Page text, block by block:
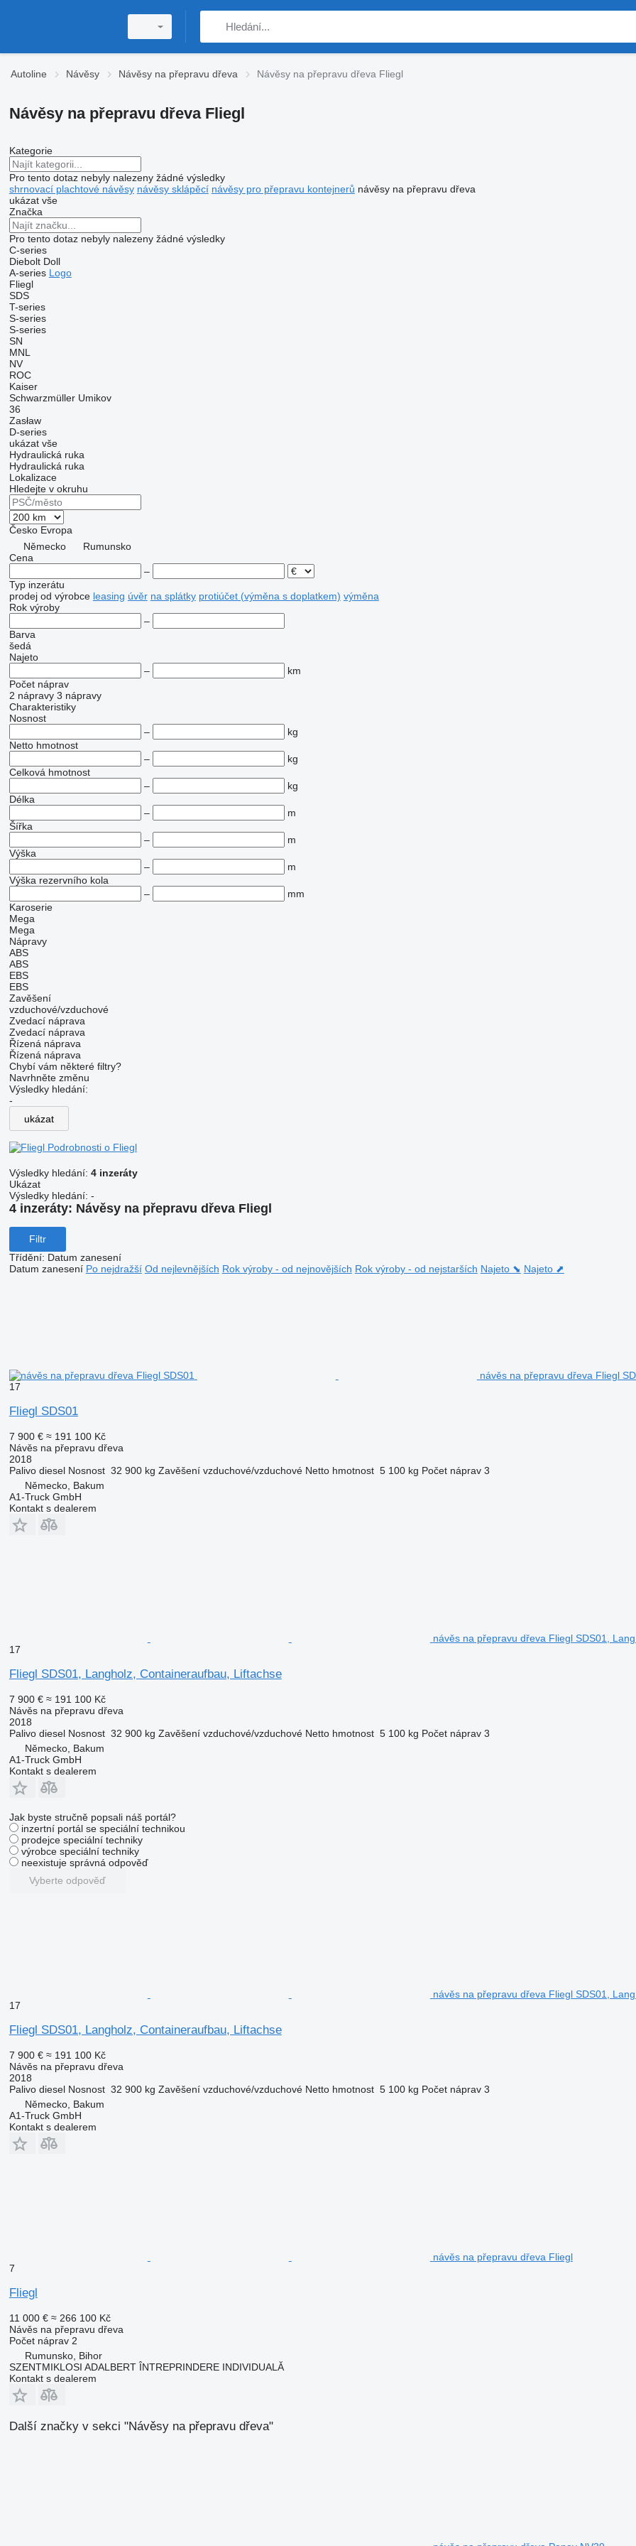
Autoline Návěsy Návěsy na přepravu dřeva Návěsy na přepravu dřeva Fliegl
Návěsy na přepravu dřeva Fliegl
Kategorie
Pro tento dotaz nebyly nalezeny žádné výsledky
shrnovací plachtové návěsy návěsy sklápěcí návěsy pro přepravu kontejnerů návěsy na přepravu dřeva
ukázat vše
Značka
Pro tento dotaz nebyly nalezeny žádné výsledky
C-series
Diebolt Doll
A-series Logo
Fliegl
SDS
T-series
S-series
S-series
SN
MNL
NV
ROC
Kaiser
Schwarzmüller Umikov
36
Zasław
D-series
ukázat vše
Hydraulická ruka
Hydraulická ruka
Lokalizace
Hledejte v okruhu
Česko Evropa
Německo
Rumunsko
Cena
–
Typ inzerátu
prodej od výrobce leasing úvěr na splátky protiúčet (výměna s doplatkem) výměna
Rok výroby
–
Barva
šedá
Najeto
–
km
Počet náprav
2 nápravy 3 nápravy
Charakteristiky
Nosnost
–
kg
Netto hmotnost
–
kg
Celková hmotnost
–
kg
Délka
–
m
Šířka
–
m
Výška
–
m
Výška rezervního kola
–
mm
Karoserie
Mega
Mega
Nápravy
ABS
ABS
EBS
EBS
Zavěšení
vzduchové/vzduchové
Zvedací náprava
Zvedací náprava
Řízená náprava
Řízená náprava
Chybí vám některé filtry?
Navrhněte změnu
Výsledky hledání:
-
ukázat
Podrobnosti o Fliegl
Výsledky hledání: 4 inzeráty
Ukázat
Výsledky hledání: -
4 inzeráty: Návěsy na přepravu dřeva Fliegl
Filtr
Třídění: Datum zanesení
Datum zanesení Po nejdražší Od nejlevnějších Rok výroby - od nejnovějších Rok výroby - od nejstarších Najeto ⬊ Najeto ⬈
návěs na přepravu dřeva Fliegl
17
Fliegl SDS01
7 900 € ≈ 191 100 Kč
Návěs na přepravu dřeva
2018
Palivo diesel Nosnost 32 900 kg Zavěšení vzduchové/vzduchové Netto hmotnost 5 100 kg Počet náprav 3
Německo, Bakum
A1-Truck GmbH
Kontakt s dealerem
návěs na přepravu dřeva Fliegl SDS01,
17
Fliegl SDS01, Langholz, Containeraufbau, Liftachse
7 900 € ≈ 191 100 Kč
Návěs na přepravu dřeva
2018
Palivo diesel Nosnost 32 900 kg Zavěšení vzduchové/vzduchové Netto hmotnost 5 100 kg Počet náprav 3
Německo, Bakum
A1-Truck GmbH
Kontakt s dealerem
Jak byste stručně popsali náš portál?
inzertní portál se speciální technikou
prodejce speciální techniky
výrobce speciální techniky
neexistuje správná odpověď
Vyberte odpověď
návěs na přepravu dřeva Fliegl SDS01,
17
Fliegl SDS01, Langholz, Containeraufbau, Liftachse
7 900 € ≈ 191 100 Kč
Návěs na přepravu dřeva
2018
Palivo diesel Nosnost 32 900 kg Zavěšení vzduchové/vzduchové Netto hmotnost 5 100 kg Počet náprav 3
Německo, Bakum
A1-Truck GmbH
Kontakt s dealerem
návěs na přepravu dřeva Fliegl
7
Fliegl
11 000 € ≈ 266 100 Kč
Návěs na přepravu dřeva
Počet náprav 2
Rumunsko, Bihor
SZENTMIKLOSI ADALBERT ÎNTREPRINDERE INDIVIDUALĂ
Kontakt s dealerem
Další značky v sekci "Návěsy na přepravu dřeva"